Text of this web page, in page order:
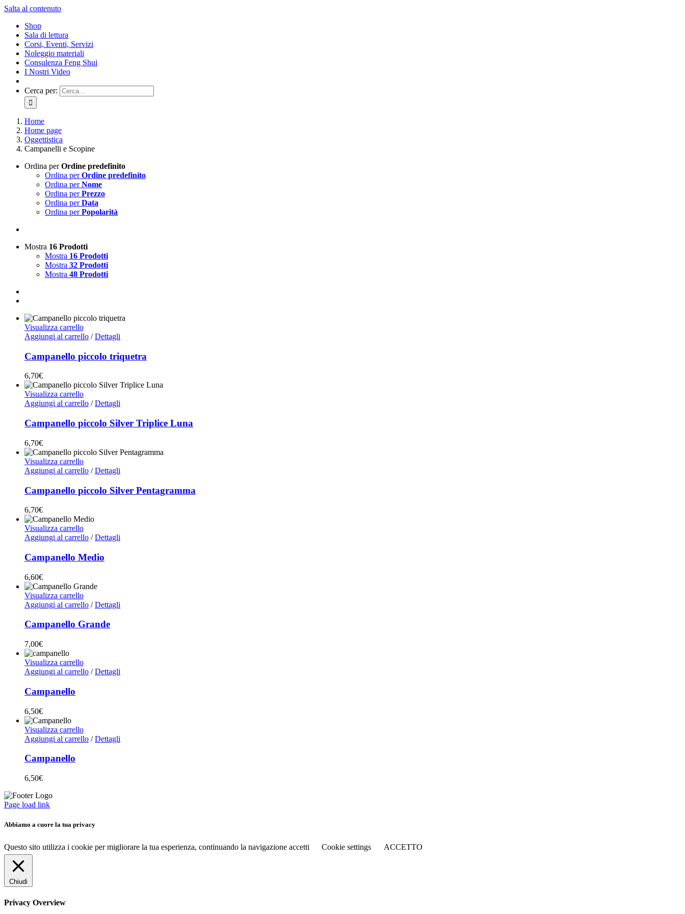
Salta al contenuto
Shop
Sala di lettura
Corsi, Eventi, Servizi
Noleggio materiali
Consulenza Feng Shui
I Nostri Video
Cerca per:
Home
Home page
Oggettistica
Campanelli e Scopine
Ordina perOrdine predefinito
Ordina perOrdine predefinito
Ordina perNome
Ordina perPrezzo
Ordina perData
Ordina perPopolarità
Mostra 16 Prodotti
Mostra 16 Prodotti
Mostra 32 Prodotti
Mostra 48 Prodotti
Visualizza carrello
Aggiungi al carrello / Dettagli
Campanello piccolo triquetra
6,70€
Visualizza carrello
Aggiungi al carrello / Dettagli
Campanello piccolo Silver Triplice Luna
6,70€
Visualizza carrello
Aggiungi al carrello / Dettagli
Campanello piccolo Silver Pentagramma
6,70€
Visualizza carrello
Aggiungi al carrello / Dettagli
Campanello Medio
6,60€
Visualizza carrello
Aggiungi al carrello / Dettagli
Campanello Grande
7,00€
Visualizza carrello
Aggiungi al carrello / Dettagli
Campanello
6,50€
Visualizza carrello
Aggiungi al carrello / Dettagli
Campanello
6,50€
Page load link
Abbiamo a cuore la tua privacy
Questo sito utilizza i cookie per migliorare la tua esperienza, continuando la navigazione accetti Cookie settings ACCETTO
Chiudi
Privacy Overview